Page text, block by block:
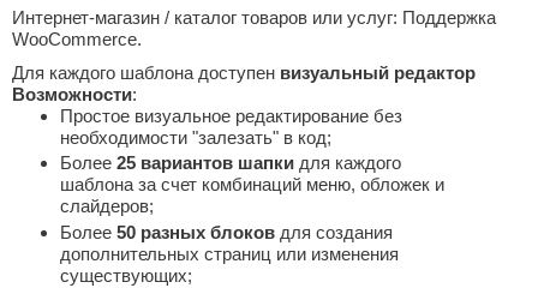
Интернет-магазин / каталог товаров или услуг: Поддержка
WooCommerce.
Для каждого шаблона доступен визуальный редактор
Возможности:
Простое визуальное редактирование без
необходимости "залезать" в код;
Более 25 вариантов шапкидля каждого
шаблона за счет комбинаций меню, обложек и
слайдеров;
Более 50 разных блоковдля создания
дополнительных страниц или изменения
существующих;